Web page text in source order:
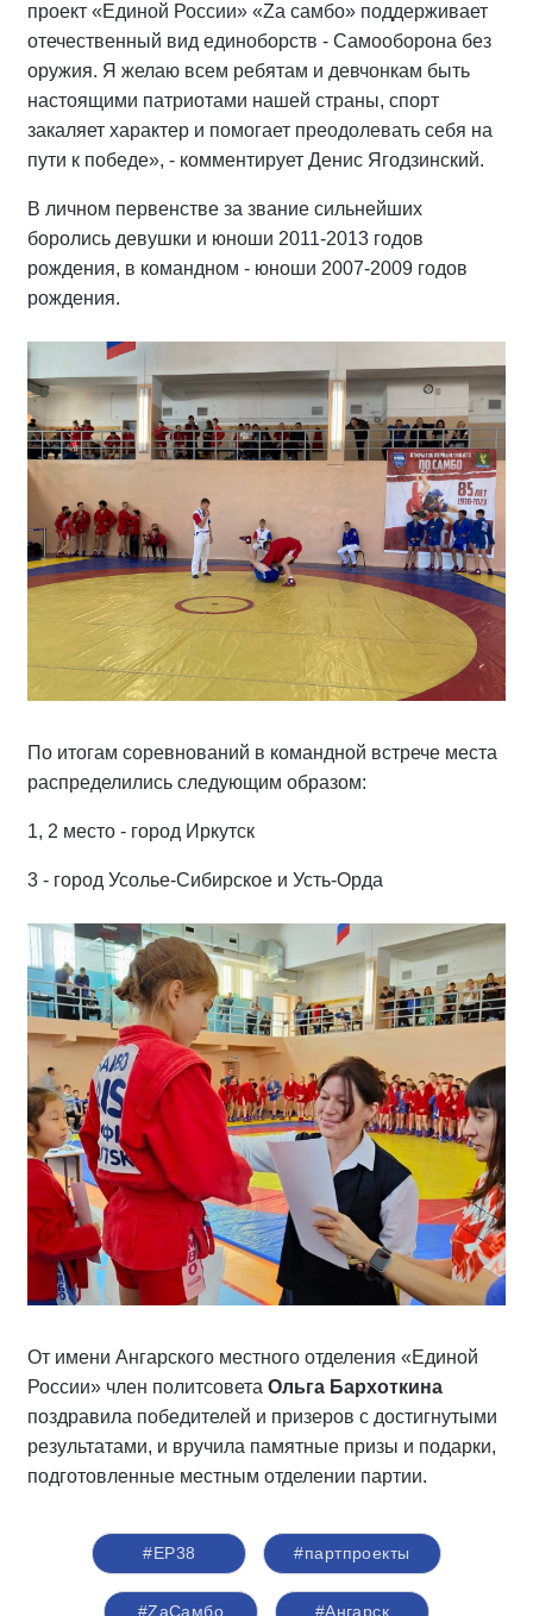
проект «Единой России» «Zа самбо» поддерживает
отечественный вид единоборств - Самооборона без
оружия. Я желаю всем ребятам и девчонкам быть
настоящими патриотами нашей страны, спорт
закаляет характер и помогает преодолевать себя на
пути к победе», - комментирует Денис Ягодзинский.
В личном первенстве за звание сильнейших
боролись девушки и юноши 2011-2013 годов
рождения, в командном - юноши 2007-2009 годов
рождения.
По итогам соревнований в командной встрече места
распределились следующим образом:
1, 2 место - город Иркутск
3 - город Усолье-Сибирское и Усть-Орда
От имени Ангарского местного отделения «Единой
России» член политсовета Ольга Бархоткина
поздравила победителей и призеров с достигнутыми
результатами, и вручила памятные призы и подарки,
подготовленные местным отделении партии.
#ЕР38 #партпроекты
#ZаСамбо #Ангарск